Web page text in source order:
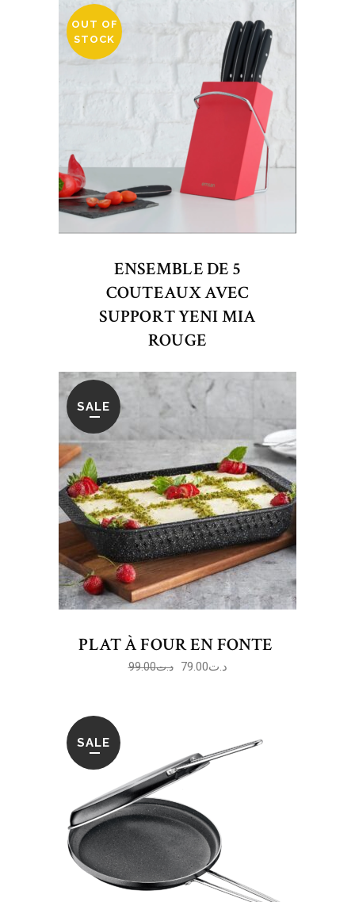
OUT OF
STOCK
ENSEMBLE DE 5
COUTEAUX AVEC
SUPPORT YENI MIA
ROUGE
SALE
PLAT À FOUR EN FONTE
د.ت99.00 د.ت79.00
SALE